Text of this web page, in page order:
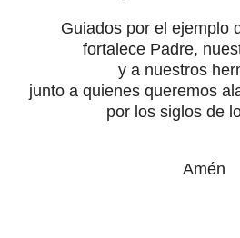
Guiados por el ejemplo
fortalece Padre,
y a nuestros
junto a quienes queremos
por los siglos de
Amén